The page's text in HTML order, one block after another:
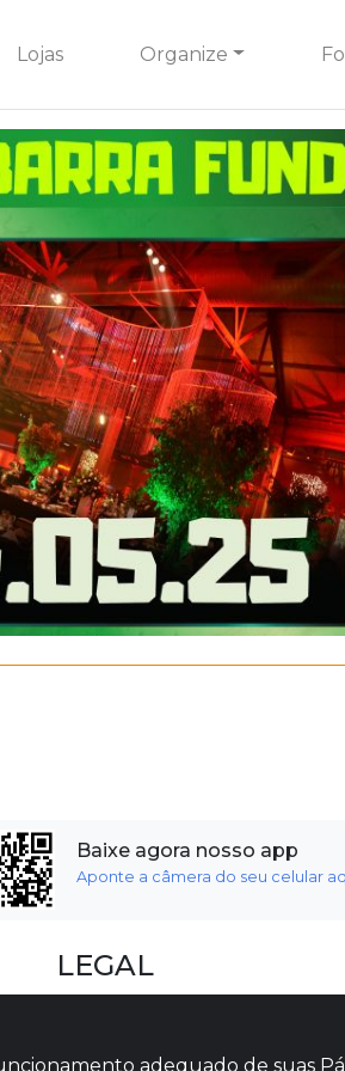
Lojas Organize
Baixe agora nosso app
Aponte a câmera do seu celular
LEGAL
adequado de suas